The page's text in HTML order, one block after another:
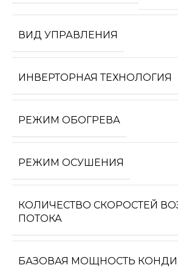
ВИД УПРАВЛЕНИЯ
ИНВЕРТОРНАЯ ТЕХНОЛОГИЯ
РЕЖИМ ОБОГРЕВА
РЕЖИМ ОСУШЕНИЯ
КОЛИЧЕСТВО СКОРОСТЕЙ
ПОТОКА
БАЗОВАЯ МОЩНОСТЬ